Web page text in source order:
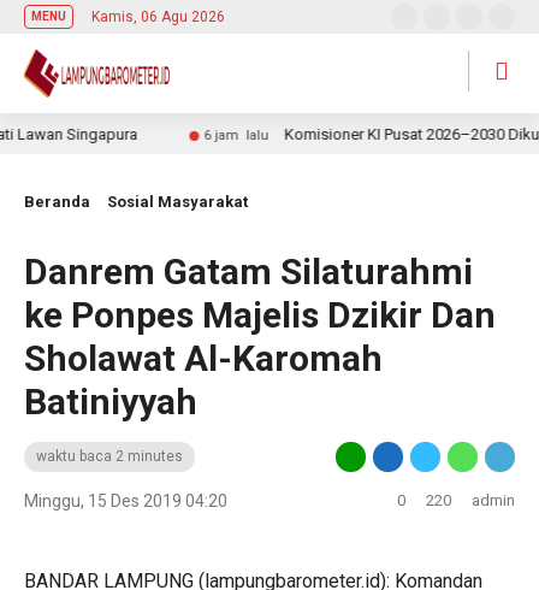
MENU Kamis, 06 Agu 2026
Singapura 6 jam lalu Komisioner KI Pusat 2026–2030
Beranda Sosial Masyarakat
Danrem Gatam Silaturahmi
ke Ponpes Majelis Dzikir Dan
Sholawat Al-Karomah
Batiniyyah
waktu baca 2 minutes
Minggu, 15 Des 2019 04:20 0 220 admin
BANDAR LAMPUNG (lampungbarometer.id): Komandan